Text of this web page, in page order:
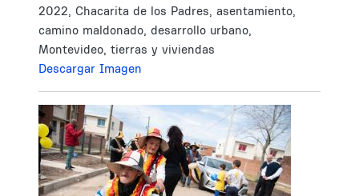
2022, Chacarita de los Padres, asentamiento,
camino maldonado, desarrollo urbano,
Montevideo, tierras y viviendas
Descargar Imagen